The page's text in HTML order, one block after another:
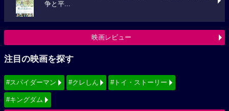
争と平...
映画レビュー
注目の映画を探す
#スパイダーマン #クレしん #トイ・ストーリー
#キングダム